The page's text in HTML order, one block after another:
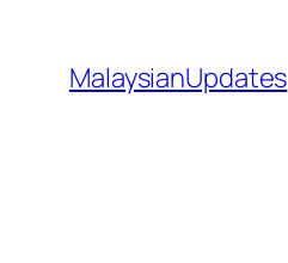
content
MalaysianUpdates